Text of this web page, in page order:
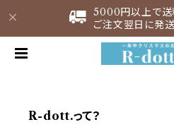
5000円以上で送
ご注文翌日に発
R-dott.って？